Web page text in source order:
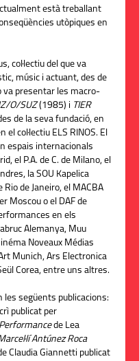
està treballant
utòpiques en
col·lectiu del que va
músic i actuant, des de
va presentar les macro-
O/SUZ(1985) i TIER
de la seva fundació, en
col·lectiu ELS RINOS. El
espais internacionals
el P.A. de C. de Milano, el
la SOU Kapelica
de Janeiro, el MACBA
Moscou o el DAF de
en els
Alemanya, Muu
Noveaux Médias
Munich, Ars Electronica
Corea, entre uns altres.
les següents publicacions:
publicat per
de Lea
Antúnez Roca
Claudia Giannetti publicat